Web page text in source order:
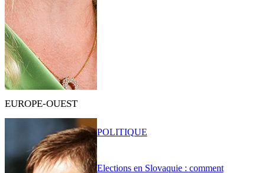
EUROPE-OUEST
Elections en Slovaquie : comment
POLITIQUE